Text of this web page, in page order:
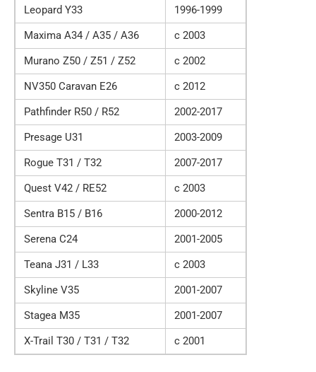
Leopard Y33
1996-1999
Maxima A34 / A35 / A36
с 2003
Murano Z50 / Z51 / Z52
с 2002
NV350 Caravan E26
с 2012
Pathfinder R50 / R52
2002-2017
Presage U31
2003-2009
Rogue T31 / T32
2007-2017
Quest V42 / RE52
с 2003
Sentra B15 / B16
2000-2012
Serena C24
2001-2005
Teana J31 / L33
с 2003
Skyline V35
2001-2007
Stagea M35
2001-2007
X-Trail T30 / T31 / T32
с 2001